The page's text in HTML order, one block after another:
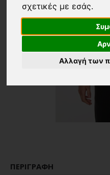
σχετικές με εσάς.
Αλλαγή των
ΠΕΡΙΓΡΑΦΉ